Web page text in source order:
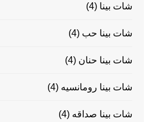
شات بينا (4)
شات بينا حب (4)
شات بينا حنان (4)
شات بينا رومانسيه (4)
شات بينا صداقه (4)